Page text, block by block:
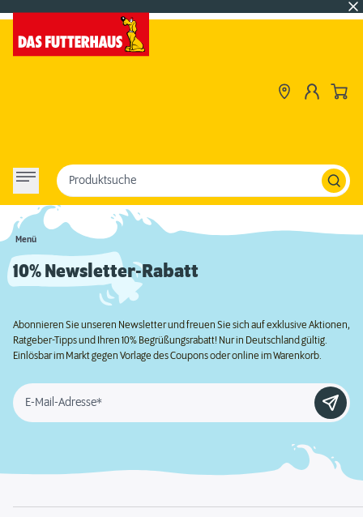
Menü
Produktsuche
10% Newsletter-Rabatt
Abonnieren Sie unseren Newsletter und freuen Sie sich auf exklusive Aktionen,
Ratgeber-Tipps und Ihren 10% Begrüßungsrabatt! Nur in Deutschland gültig.
Einlösbar im Markt gegen Vorlage des Coupons oder online im Warenkorb.
E-Mail-Adresse*